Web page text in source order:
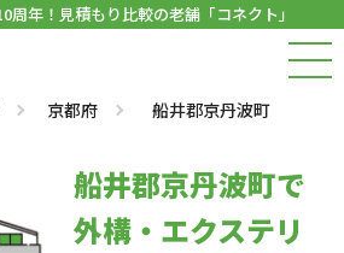
周年！見積もり比較の老舗「コネクト」
京都府 船井郡京丹波町
船井郡京丹波町で
外構・エクステリ